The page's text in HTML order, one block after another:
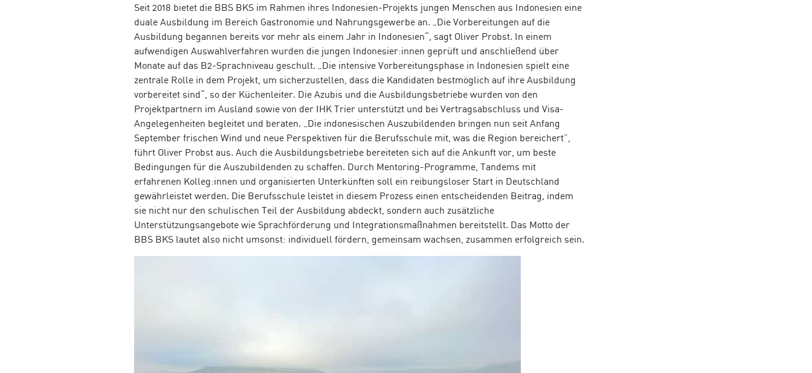
Seit 2018 bietet die BBS BKS im Rahmen ihres Indonesien-Projekts jungen Menschen aus Indonesien eine
duale Ausbildung im Bereich Gastronomie und Nahrungs­gewerbe an. „Die Vorbereitungen auf die
Ausbildung begannen bereits vor mehr als einem Jahr in Indonesien“, sagt Oliver Probst. In einem
aufwendigen Auswahlverfahren wurden die jungen Indonesier:innen geprüft und anschließend über
Monate auf das B2-Sprachniveau geschult. „Die intensive Vorbereitungsphase in Indonesien spielt eine
zentrale Rolle in dem Projekt, um sicherzustellen, dass die Kandidaten bestmöglich auf ihre Ausbildung
vorbereitet sind“, so der Küchenleiter. Die Azubis und die Ausbildungsbetriebe wurden von den
Projektpartnern im Ausland sowie von der IHK Trier unterstützt und bei Vertragsabschluss und Visa-
Angelegenheiten begleitet und beraten. „Die indonesischen Auszubildenden bringen nun seit Anfang
September frischen Wind und neue Perspektiven für die Berufsschule mit, was die Region bereichert”,
führt Oliver Probst aus. Auch die Ausbildungsbetriebe bereiteten sich auf die Ankunft vor, um beste
Bedingungen für die Auszubildenden zu schaffen. Durch Mentoring-Programme, Tandems mit
erfahrenen Kolleg:innen und organisierten Unterkünften soll ein reibungsloser Start in Deutschland
gewährleistet werden. Die Berufsschule leistet in diesem Prozess einen entscheidenden Beitrag, indem
sie nicht nur den schulischen Teil der Ausbildung abdeckt, sondern auch zusätzliche
Unterstützungsangebote wie Sprachförderung und Integrationsmaßnahmen bereitstellt. Das Motto der
BBS BKS lautet also nicht umsonst: individuell fördern, gemeinsam wachsen, zusammen erfolgreich sein.